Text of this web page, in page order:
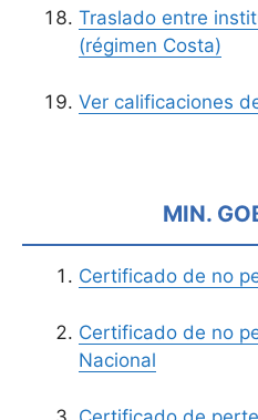
Traslado entre
(régimen Costa)
Ver calificaciones
MIN.
Certificado de no
Certificado de no
Nacional